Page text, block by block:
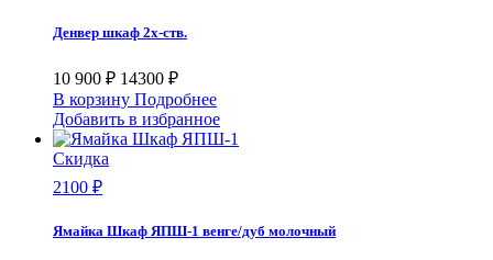
Матрасы 0
Мебель 24 0
Мебель-Трейд 0
Мебельград 8
Мебельный двор 8
Мебельсон
Микон
Миф 115
Денвер шкаф 2х-ств.
10 900 ₽ 14300 ₽
В корзину Подробнее
Добавить в избранное
Скидка
2100 ₽
Ямайка Шкаф ЯПШ-1 венге/дуб молочный